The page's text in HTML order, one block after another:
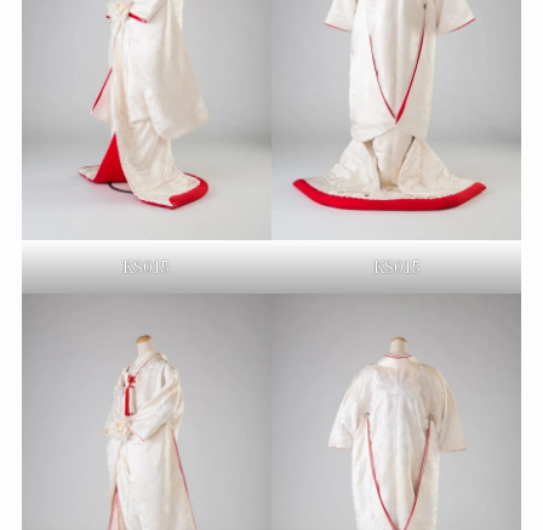
KS015 KS015